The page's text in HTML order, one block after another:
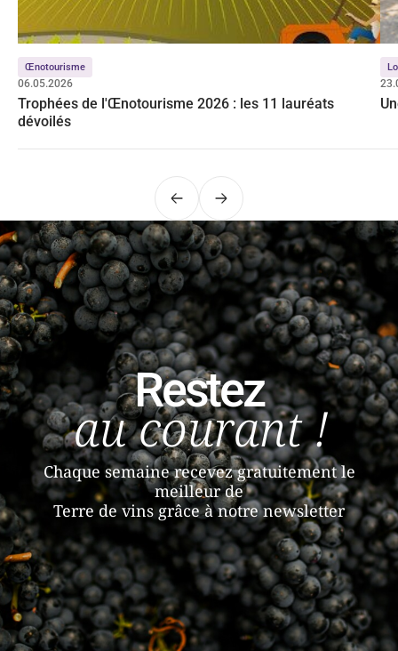
Œnotourisme
06.05.2026
Trophées de l'Œnotourisme 2026 : les 11 lauréats
dévoilés
PrécédentSuivant
Restez
au courant !
Chaque semaine recevez gratuitement le
meilleur de
Terre de vins grâce à notre newsletter